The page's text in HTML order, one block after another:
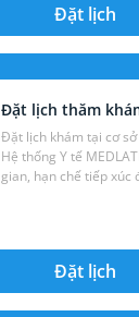
Đặt lịch
Đặt lịch thăm
Đặt lịch khám tại cơ
Hệ thống Y tế
gian,
Đặt lịch